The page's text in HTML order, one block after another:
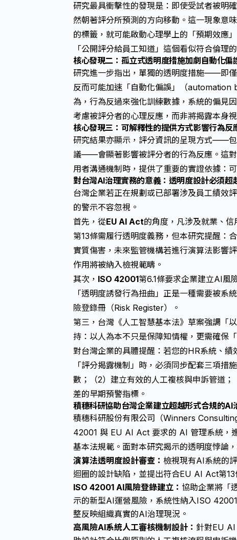
研究最具衝擊性的發現是：即使受試者被明
然朝著評分所預測的方向移動。這一現象意味
的標籤，就可能啟動心理學上的「預期效應
「公開評分給員工知道」這個看似符合倫理
核心發現二：孤立式透明度措施加劇自動化偏
研究進一步指出，單獨的透明度措施——即僅
反而可能加速「自動化偏誤」（automation
為，行為反過來強化訓練數據，系統的偏見
考慮被評分者的心理反應，而非將揭露本身
核心發現三： 可解釋性的提供方式影響行為反
研究結果亦顯示，評分資訊的呈現方式——
議——會顯著影響被評分者的行為反應。這
用者溝通機制時，提供了重要的實證依據：
對台灣AI治理實務的意義：透明度設計必須超
台灣企業若正在規劃或已部署涉及員工績效
的警示不容忽視。
首先，從EU AI Act的角度，凡涉及就業、
第13條需履行透明度義務，但本研究提醒：
實質傷害，未來監管機構若進行演算法影響
作用將被納入檢視範疇。
其次， ISO 42001第6.1條要求企業建立AI風
「透明度誘發行為扭曲」正是一種需要被
險登錄冊（Risk Register）。
第三，台灣《人工智慧基本法》草案強調「
持：以人為本不只是保障知情權，更需確保
對台灣企業的具體提醒：若您的HR系統、
「評分揭露機制」時，必須同步配套三項措
數；（2）建立有效的人工複核與申訴管道
差的早期預警指標。
積穗科研協助台灣企業建立超越形式合規的AI
積穗科研股份有限公司（Winners
42001 與 EU AI Act 要求的 AI 管理系統，
基本法規範。面對本研究揭示的透明度悖論
演算法透明度設計審查： 檢視現有AI系統的
迴圈的設計缺陷，並提出符合EU AI Act第
ISO 42001 AI風險登錄建立： 協助企業將「
示的新型AI運營風險，系統性納入ISO
整反映組織真實的AI治理現況。
高風險AI系統人工審核機制設計： 針對EU